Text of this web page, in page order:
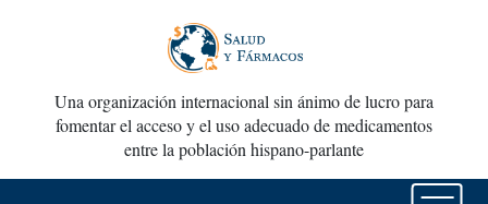
Una organización internacional sin ánimo de lucro para
fomentar el acceso y el uso adecuado de medicamentos
entre la población hispano-parlante